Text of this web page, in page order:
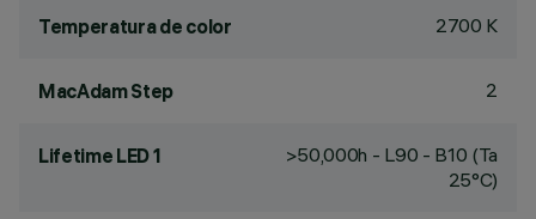
Temperatura de color 2700 K
MacAdam Step 2
Lifetime LED 1
>50,000h - L90 - B10 (Ta
25°C)